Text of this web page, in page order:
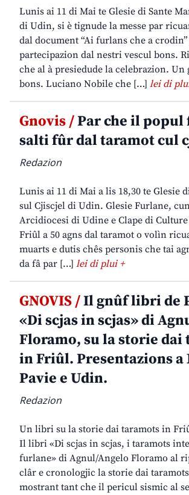
Lunis ai 11 di Mai te Glesie di Sante
di Udin, si è tignude la messe par
dal document “Ai furlans che a
partecipazion dal nestri vescul bons.
che al à presiedude la celebrazion. Un
bons. Luciano Nobile che […] lei di
Gnovis /Par che il
salti fûr dal taramot cul
Redazion
Lunis ai 11 di Mai a lis 18,30 te Glesie
sul Cjiscjel di Udin. Glesie Furlane,
Arcidiocesi di Udine e Clape di
Friûl a 50 agns dal taramot o volìn
muarts e dutis chês personis che tai
da fâ par […] lei di plui +
GNOVIS /Il gnûf libri de
«Di scjas in scjas» di
Floramo, su la storie dai
in Friûl. Presentazions a
Pavie e Udin.
Redazion
Un libri su la storie dai taramots in
Il libri «Di scjas in scjas, i taramots
furlane» di Agnul/Angelo Floramo al
clâr e cronologjic la storie dai
mostrant tant che il pericul sismic al